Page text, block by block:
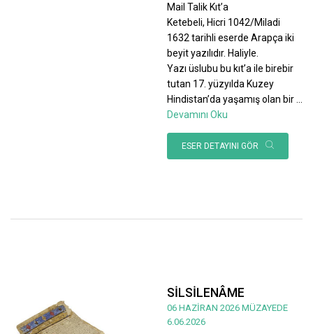
Mail Talik Kıt’a
Ketebeli, Hicri 1042/Miladi
1632 tarihli eserde Arapça iki
beyit yazılıdır. Haliyle.
Yazı üslubu bu kıt’a ile birebir
tutan 17. yüzyılda Kuzey
Hindistan’da yaşamış olan bir
Devamını Oku
ESER DETAYINI GÖR
SİLSİLENÂME
06 HAZİRAN 2026 MÜZAYEDE
6.06.2026